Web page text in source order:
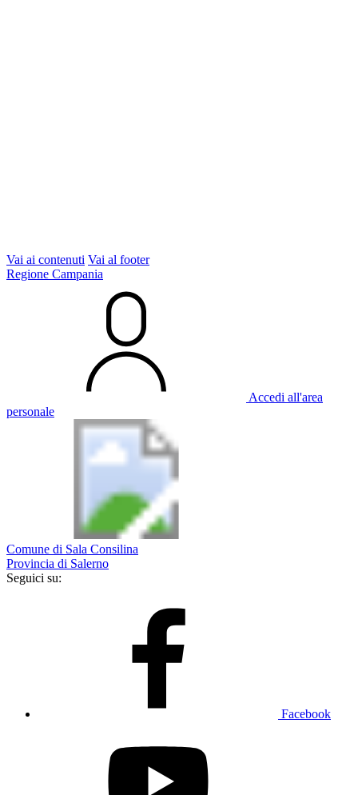
Vai ai contenuti Vai al footer
Regione Campania
Accedi all'area
personale
Comune di Sala Consilina
Provincia di Salerno
Seguici su:
Facebook